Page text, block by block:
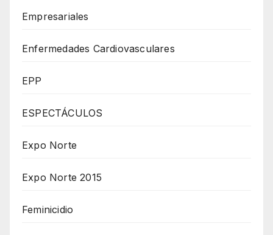
Empresariales
Enfermedades Cardiovasculares
EPP
ESPECTÁCULOS
Expo Norte
Expo Norte 2015
Feminicidio